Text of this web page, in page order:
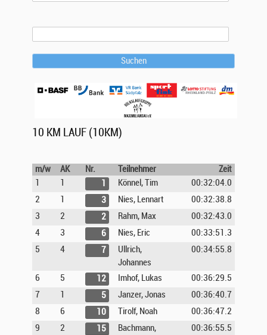
Suchen
10 KM LAUF (10KM)
m/w AK Nr. Teilnehmer
Zeit
1
1 1 Könnel, Tim
00:32:04.0
2
1 3 Nies, Lennart
00:32:38.8
3
2 2 Rahm, Max
00:32:43.0
4
3 6 Nies, Eric
00:33:51.3
5
4 7
Ullrich,
Johannes
00:34:55.8
6 5 12 Imhof, Lukas
00:36:29.5
7
1 5 Janzer, Jonas
00:36:40.7
8
6 10 Tirolf, Noah
00:36:47.2
9
2 15
Bachmann,
00:36:55.5